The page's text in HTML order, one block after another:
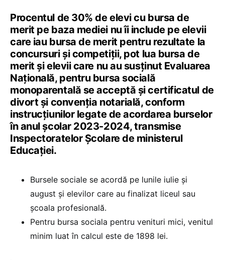
Procentul de 30% de elevi cu bursa de
merit pe baza mediei nu îi include pe elevii
care iau bursa de merit pentru rezultate la
concursuri și competiții, pot lua bursa de
merit și elevii care nu au susținut Evaluarea
Națională, pentru bursa socială
monoparentală se acceptă și certificatul de
divort și convenția notarială, conform
instrucțiunilor legate de acordarea burselor
în anul școlar 2023-2024, transmise
Inspectoratelor Școlare de ministerul
Educației.
Bursele sociale se acordă pe lunile iulie și
august și elevilor care au finalizat liceul sau
școala profesională.
Pentru bursa sociala pentru venituri mici, venitul
minim luat în calcul este de 1898 lei.